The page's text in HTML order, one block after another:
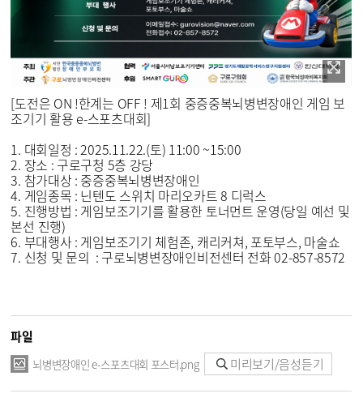
[도전은 ON !한계는 OFF ! 제1회 중증중복뇌병변장애인 게임 보
조기기 활용 e-스포츠대회]
1. 대회일정 : 2025.11.22.(토) 11:00 ~15:00
2. 장소 : 구로구청 5층 강당
3. 참가대상 : 중증중복뇌병변장애인
4. 게임종목 : 닌텐도 스위치 마리오카트 8 디럭스
5. 진행방법 : 게임보조기기를 활용한 토너먼트 운영(당일 예선 및
본선 진행)
6. 부대행사 : 게임보조기기 체험존, 캐리커쳐, 포토부스, 마술쇼
7. 신청 및 문의 : 구로뇌병변장애인비전센터 전화 02-857-8572
파일
뇌병변장애인 e-스포츠대회 포스터.png 미리보기/음성듣기